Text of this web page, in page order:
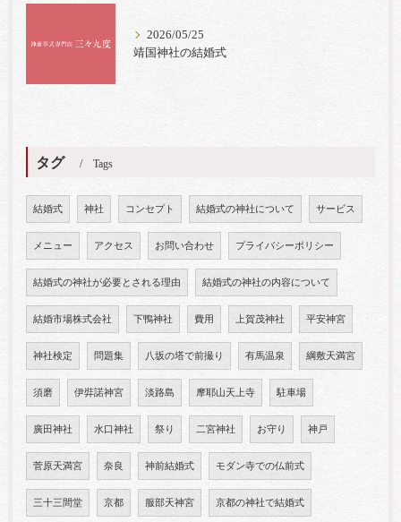
2026/05/25
靖国神社の結婚式
タグ Tags
結婚式 神社 コンセプト 結婚式の神社について サービス
メニュー アクセス お問い合わせ プライバシーポリシー
結婚式の神社が必要とされる理由 結婚式の神社の内容について
結婚市場株式会社 下鴨神社 費用 上賀茂神社 平安神宮
神社検定 問題集 八坂の塔で前撮り 有馬温泉 綱敷天満宮
須磨 伊弉諾神宮 淡路島 摩耶山天上寺 駐車場
廣田神社 水口神社 祭り 二宮神社 お守り 神戸
菅原天満宮 奈良 神前結婚式 モダン寺での仏前式
三十三間堂 京都 服部天神宮 京都の神社で結婚式